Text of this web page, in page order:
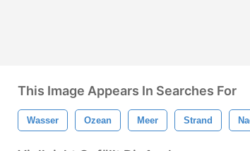
This Image Appears In Searches For
Wasser Ozean Meer Strand